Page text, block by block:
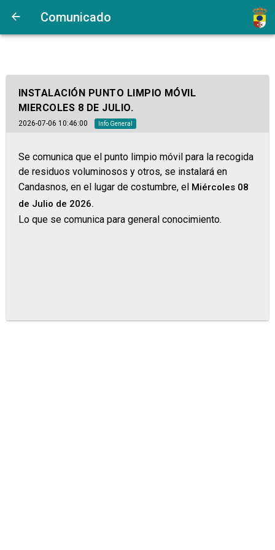
Comunicado
INSTALACIÓN PUNTO LIMPIO MÓVIL
MIERCOLES 8 DE JULIO.
2026-07-06 10:46:00 Info General
Se comunica que el punto limpio móvil para la recogida
de residuos voluminosos y otros, se instalará en
Candasnos, en el lugar de costumbre, el Miércoles 08
de Julio de 2026.
Lo que se comunica para general conocimiento.